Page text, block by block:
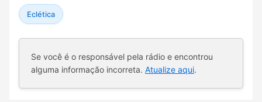
Eclética
Se você é o responsável pela rádio e encontrou
alguma informação incorreta. Atualize aqui.